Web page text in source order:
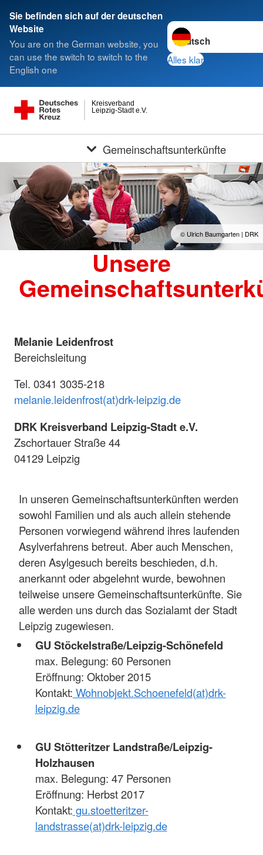
Sie befinden sich auf der deutschen
Website
You are on the German website, you
can use the switch to switch to the
English one
Sprache wechseln zu
Alles klar
Leipzig-Stadt e.V.
Kreisverband
Gemeinschaftsunterkünfte
© Ulrich Baumgarten | DRK
Unsere
Melanie Leidenfrost
Bereichsleitung
Tel. 0341 3035-218
melanie.leidenfrost(at)drk-leipzig.de
DRK Kreisverband Leipzig-Stadt e.V.
Zschortauer Straße 44
04129 Leipzig
In unseren Gemeinschaftsunterkünften werden
sowohl Familien und als auch allein stehende
Personen vorwiegend während ihres laufenden
Asylverfahrens betreut. Aber auch Menschen,
deren Asylgesuch bereits beschieden, d.h.
anerkannt oder abgelehnt wurde, bewohnen
teilweise unsere Gemeinschaftsunterkünfte. Sie
alle werden uns durch das Sozialamt der Stadt
Leipzig zugewiesen.
GU Stöckelstraße/Leipzig-Schönefeld
max. Belegung: 60 Personen
Eröffnung: Oktober 2015
Kontakt: Wohnobjekt.Schoenefeld(at)drk-
leipzig.de
GU Stötteritzer Landstraße/Leipzig-
Holzhausen
max. Belegung: 47 Personen
Eröffnung: Herbst 2017
Kontakt: gu.stoetteritzer-
landstrasse(at)drk-leipzig.de